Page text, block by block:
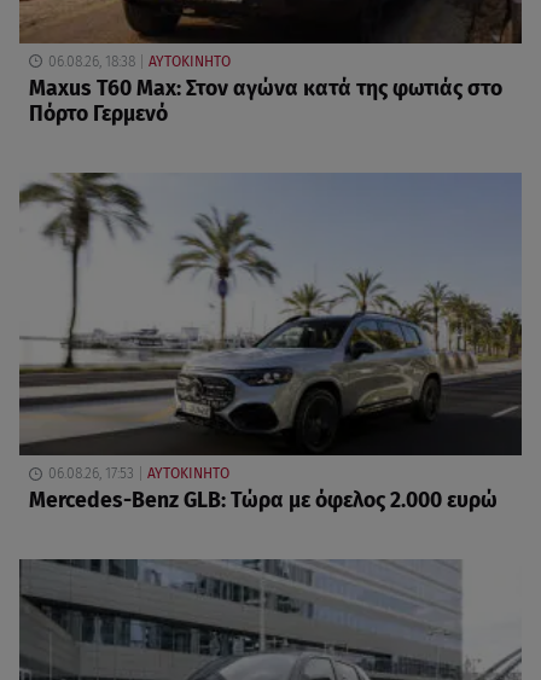
06.08.26, 18:38 ΑΥΤΟΚΙΝΗΤΟ
Maxus T60 Max: Στον αγώνα κατά της φωτιάς στο
Πόρτο Γερμενό
06.08.26, 17:53 ΑΥΤΟΚΙΝΗΤΟ
Mercedes-Benz GLB: Τώρα με όφελος 2.000 ευρώ